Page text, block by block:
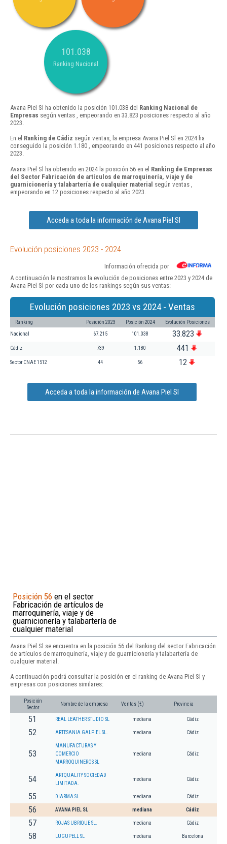
101.038
Ranking Nacional
Avana Piel Sl ha obtenido la posición 101.038 del Ranking Nacional de
Empresas según ventas , empeorando en 33.823 posiciones respecto al año
2023.
En el Ranking de Cádiz según ventas, la empresa Avana Piel Sl en 2024 ha
conseguido la posición 1.180 , empeorando en 441 posiciones respecto al año
2023.
Avana Piel Sl ha obtenido en 2024 la posición 56 en el Ranking de Empresas
del Sector Fabricación de artículos de marroquinería, viaje y de
guarnicionería y talabartería de cualquier material según ventas ,
empeorando en 12 posiciones respecto al año 2023.
Acceda a toda la información de Avana Piel Sl
Evolución posiciones 2023 - 2024
Información ofrecida por
A continuación le mostramos la evolución de posiciones entre 2023 y 2024 de
Avana Piel Sl por cada uno de los rankings según sus ventas:
Evolución posiciones 2023 vs 2024 - Ventas
Ranking Posición 2023 Posición 2024 Evolución Posiciones
Nacional 67.215 101.038 33.823
Cádiz 739 1.180 441
Sector CNAE 1512 44 56 12
Acceda a toda la información de Avana Piel Sl
Posición 56 en el sector
Fabricación de artículos de
marroquinería, viaje y de
guarnicionería y talabartería de
cualquier material
Avana Piel Sl se encuentra en la posición 56 del Ranking del sector Fabricación
de artículos de marroquinería, viaje y de guarnicionería y talabartería de
cualquier material.
A continuación podrá consultar la posición en el ranking de Avana Piel Sl y
empresas con posiciones similares:
Posición
Sector
Nombre de la empresa Ventas (€) Provincia
51 REAL LEATHER STUDIO SL mediana Cádiz
52 ARTESANIA GALPIEL SL. mediana Cádiz
53
MANUFACTURAS Y
COMERCIO
MARROQUINEROS SL
mediana Cádiz
54
ARTQUALITY SOCIEDAD
LIMITADA.
mediana Cádiz
55 DIARMA SL mediana Cádiz
56 AVANA PIEL SL mediana Cádiz
57 ROJAS UBRIQUE SL. mediana Cádiz
58 LUGUPELL SL mediana Barcelona